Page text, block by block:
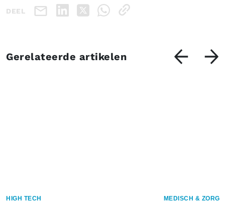
DEEL
Gerelateerde artikelen
HIGH TECH MEDISCH & ZORG